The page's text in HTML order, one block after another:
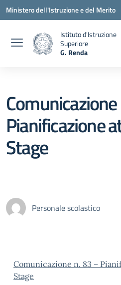
Vai ai contenuti
Vai al menu di navigazione
Vai al footer
Ministero dell'Istruzione e del Merito
Istituto d'Istruzione
Superiore
G. Renda
Pianificazione
Stage
Personale scolastico
Comunicazione n. 83 –
Stage